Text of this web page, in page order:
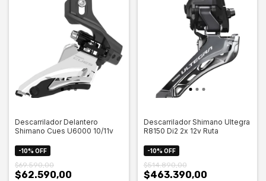
Descarrilador Delantero
Shimano Cues U6000 10/11v
-10% OFF
$62.590,00
$69.590,00
Descarrilador Shimano Ultegra
R8150 Di2 2x 12v Ruta
-10% OFF
$463.390,00
$514.890,00